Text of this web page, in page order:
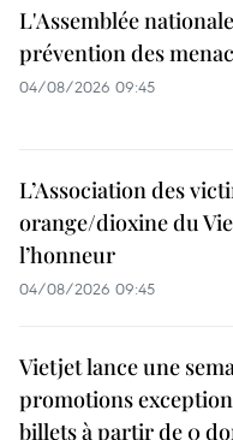
L'Assemblée
prévention des
04/08/2026 09:45
L’Association des
orange/dioxine du
l’honneur
04/08/2026 09:45
Vietjet lance une
promotions
billets à partir de 0